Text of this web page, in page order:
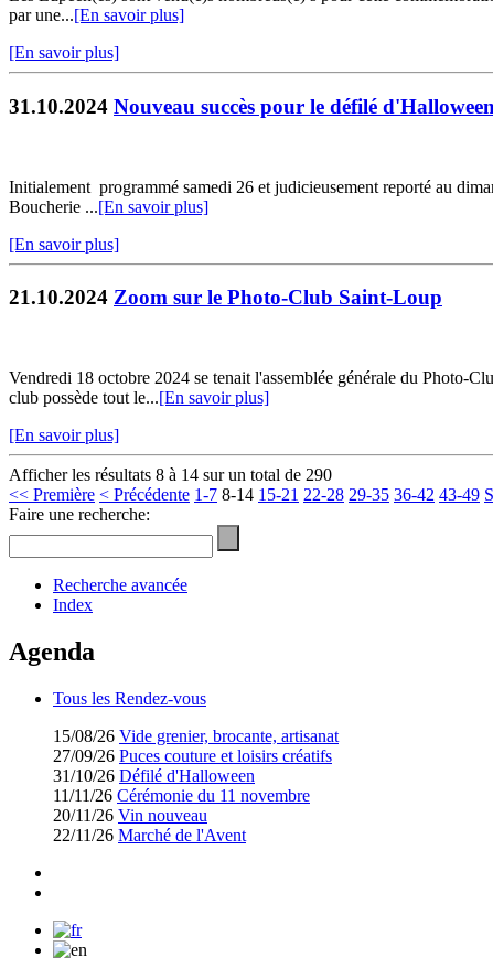
par une...[En savoir plus]
[En savoir plus]
31.10.2024 Nouveau succès pour le défilé d'Halloween
Initialement programmé samedi 26 et judicieusement reporté au
Boucherie ...[En savoir plus]
[En savoir plus]
21.10.2024 Zoom sur le Photo-Club Saint-Loup
Vendredi 18 octobre 2024 se tenait l'assemblée générale du Photo-
club possède tout le...[En savoir plus]
[En savoir plus]
Afficher les résultats 8 à 14 sur un total de 290
<< Première < Précédente 1-7 8-14 15-21 22-28 29-35 36-42 43-49
Faire une recherche:
Recherche avancée
Index
Agenda
Tous les Rendez-vous
15/08/26 Vide grenier, brocante, artisanat
27/09/26 Puces couture et loisirs créatifs
31/10/26 Défilé d'Halloween
11/11/26 Cérémonie du 11 novembre
20/11/26 Vin nouveau
22/11/26 Marché de l'Avent